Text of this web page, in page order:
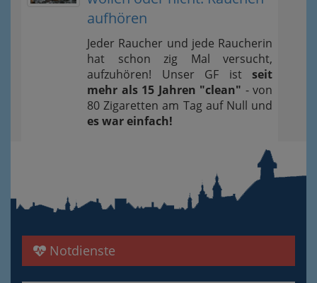
aufhören
Jeder Raucher und jede Raucherin
hat schon zig Mal versucht,
aufzuhören! Unser GF ist seit
mehr als 15 Jahren "clean" - von
80 Zigaretten am Tag auf Null und
es war einfach!
Notdienste